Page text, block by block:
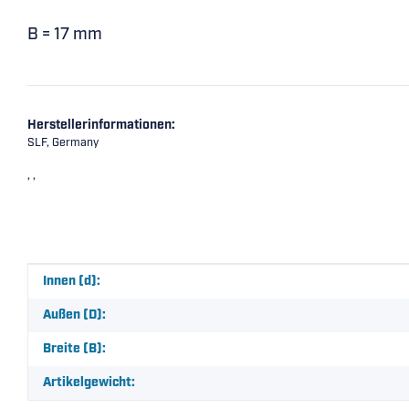
B = 17 mm
Herstellerinformationen:
SLF, Germany
, ,
Produkteigenschaft
Wert
Innen (d):
Außen (D):
Breite (B):
Artikelgewicht: